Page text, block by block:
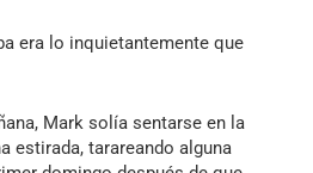
era lo inquietantemente que
Mark solía sentarse en la
estirada, tarareando alguna